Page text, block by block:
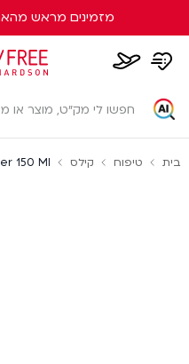
מזמינים מראש
whishlist
page
בית טיפוח קילס 150 Ml